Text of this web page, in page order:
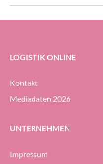
LOGISTIK ONLINE
Kontakt
Mediadaten 2026
UNTERNEHMEN
Impressum